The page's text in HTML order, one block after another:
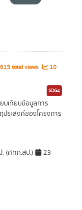
615 total views
10
SDG4
บเทียบข้อมูลการ
ระสงค์ของโครงการ
. (ศทก.สป.)
23